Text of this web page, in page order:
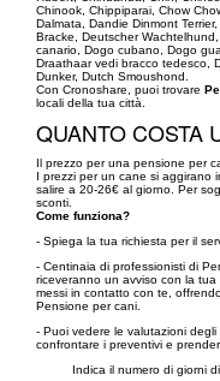
Chinook, Chippiparai, Chow
Dalmata, Dandie Dinmont
Bracke, Deutscher
canario, Dogo cubano, Dogo
Draathaar vedi bracco tedesco,
Dunker, Dutch Smoushond.
Con Cronoshare, puoi trovare
locali della tua città.
QUANTO COSTA
Il prezzo per una pensione per
I prezzi per un cane si aggirano
salire a 20-26€ al giorno. Per
sconti.
Come funziona?
- Spiega la tua richiesta per il
- Centinaia di professionisti di
riceveranno un avviso con la
messi in contatto con te,
Pensione per cani.
- Puoi vedere le valutazioni
confrontare i preventivi e
Indica il numero di giorni